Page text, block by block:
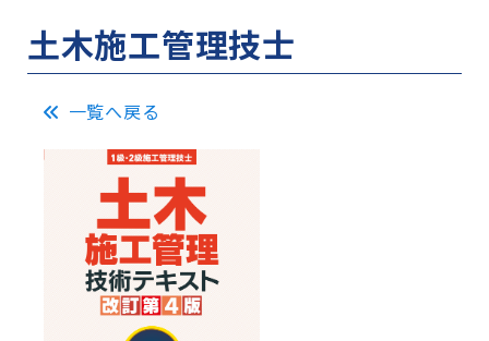
土木施工管理技士
一覧へ戻る